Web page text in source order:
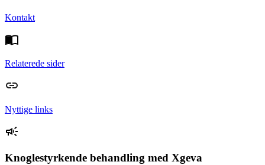
Kontakt
Relaterede sider
Nyttige links
Knoglestyrkende behandling med Xgeva